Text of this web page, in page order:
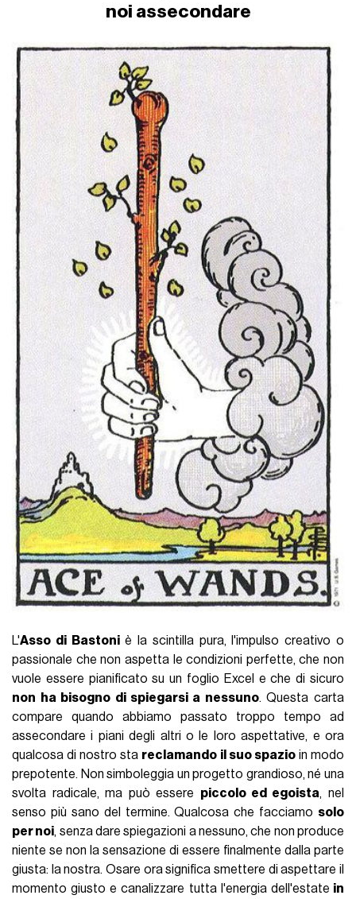
noi assecondare
L'Asso di Bastoniè la scintilla pura, l'impulso creativo o
passionale che non aspetta le condizioni perfette, che non
vuole essere pianificato su un foglio Excel e che di sicuro
non ha bisogno di spiegarsi a nessuno. Questa carta
compare quando abbiamo passato troppo tempo ad
assecondare i piani degli altri o le loro aspettative, e ora
qualcosa di nostro sta reclamando il suo spazioin modo
prepotente. Non simboleggia un progetto grandioso, né una
svolta radicale, ma può essere piccolo ed egoista, nel
senso più sano del termine. Qualcosa che facciamo solo
per noi, senza dare spiegazioni a nessuno, che non produce
niente se non la sensazione di essere finalmente dalla parte
giusta: la nostra. Osare ora significa smettere di aspettare il
momento giusto e canalizzare tutta l'energia dell'estate in